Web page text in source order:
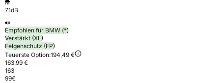
71dB
Empfohlen für BMW (*)
Verstärkt (XL)
Felgenschutz (FP)
Teuerste Option:194,49 €
163,99 €
163
99€